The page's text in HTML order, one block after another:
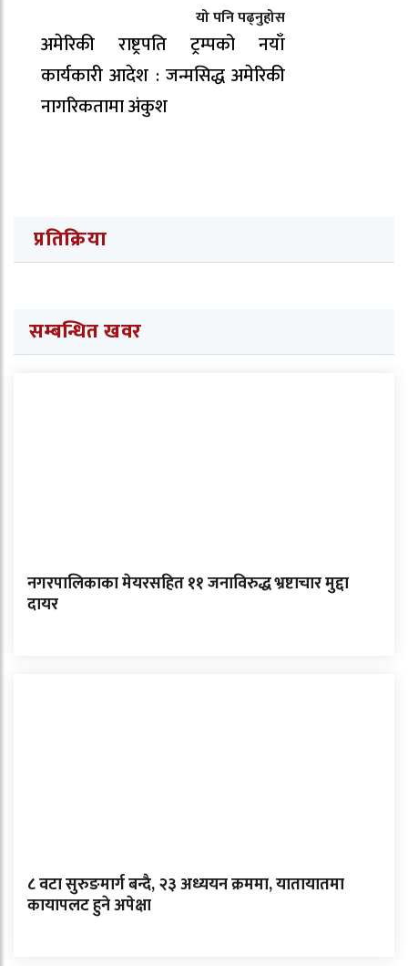
यो पनि पढ्नुहोस
अमेरिकी राष्ट्रपति ट्रम्पको नयाँ
कार्यकारी आदेश : जन्मसिद्ध अमेरिकी
नागरिकतामा अंकुश
प्रतिक्रिया
सम्बन्धित खवर
नगरपालिकाका मेयरसहित ११ जनाविरुद्ध भ्रष्टाचार मुद्दा
दायर
८ वटा सुरुङमार्ग बन्दै, २३ अध्ययन क्रममा, यातायातमा
कायापलट हुने अपेक्षा